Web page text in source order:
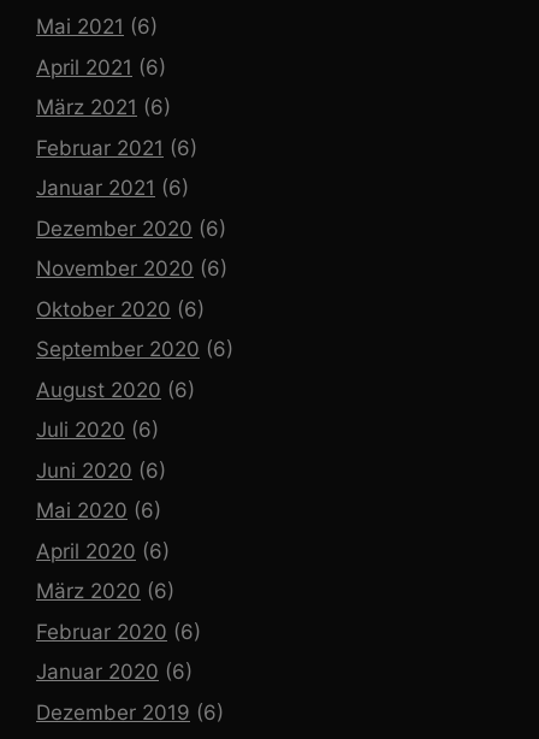
Mai 2021 (6)
April 2021 (6)
März 2021 (6)
Februar 2021 (6)
Januar 2021 (6)
Dezember 2020 (6)
November 2020 (6)
Oktober 2020 (6)
September 2020 (6)
August 2020 (6)
Juli 2020 (6)
Juni 2020 (6)
Mai 2020 (6)
April 2020 (6)
März 2020 (6)
Februar 2020 (6)
Januar 2020 (6)
Dezember 2019 (6)